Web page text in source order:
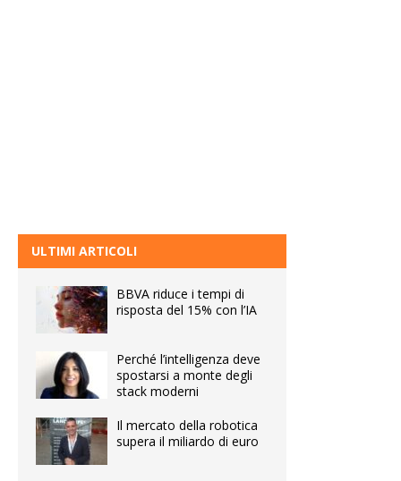
ULTIMI ARTICOLI
BBVA riduce i tempi di
risposta del 15% con l’IA
Perché l’intelligenza deve
spostarsi a monte degli
stack moderni
Il mercato della robotica
supera il miliardo di euro